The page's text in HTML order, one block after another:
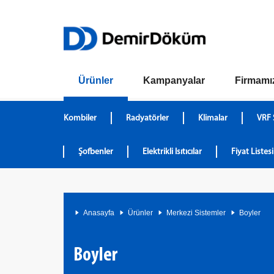
Ürünler
Kombiler Radyatörler Klimalar VRF
Şofbenler Elektrikli Isıtıcılar Fiyat Listesi
Kampanyalar
Anasayfa Ürünler Merkezi Sistemler Boyler
Boyler